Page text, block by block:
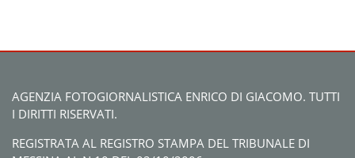
AGENZIA FOTOGIORNALISTICA ENRICO DI GIACOMO. TUTTI
I DIRITTI RISERVATI.
REGISTRATA AL REGISTRO STAMPA DEL TRIBUNALE DI